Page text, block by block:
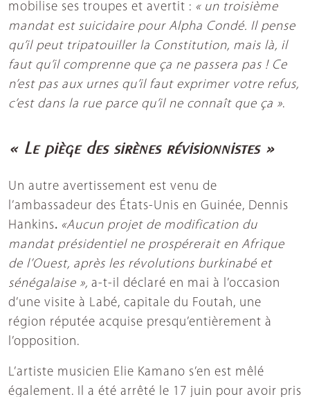
mobilise ses troupes et avertit : « un troisième
mandat est suicidaire pour Alpha Condé. Il pense
qu’il peut tripatouiller la Constitution, mais là, il
faut qu’il comprenne que ça ne passera pas ! Ce
n’est pas aux urnes qu’il faut exprimer votre refus,
c’est dans la rue parce qu’il ne connaît que ça ».
« Le piège des sirènes révisionnistes »
Un autre avertissement est venu de
l’ambassadeur des États-Unis en Guinée, Dennis
Hankins. «Aucun projet de modification du
mandat présidentiel ne prospérerait en Afrique
de l’Ouest, après les révolutions burkinabé et
sénégalaise », a-t-il déclaré en mai à l’occasion
d’une visite à Labé, capitale du Foutah, une
région réputée acquise presqu’entièrement à
l’opposition.
L’artiste musicien Elie Kamano s’en est mêlé
également. Il a été arrêté le 17 juin pour avoir pris